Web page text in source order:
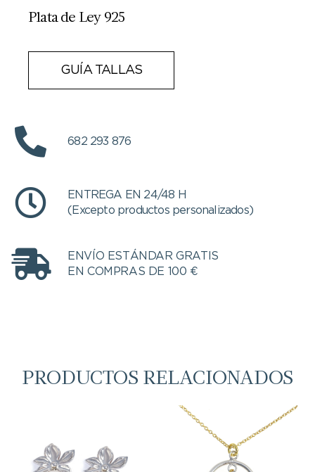
Plata de Ley 925
GUÍA TALLAS
682 293 876
ENTREGA EN 24/48 H
(Excepto productos personalizados)
ENVÍO ESTÁNDAR GRATIS
EN COMPRAS DE 100 €
PRODUCTOS RELACIONADOS